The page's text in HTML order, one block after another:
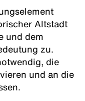
Altstadt
und dem
zu.
die
und an die